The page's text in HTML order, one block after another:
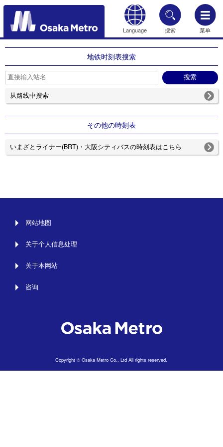
Language 搜索 菜单
HOME
地铁时刻表搜索
从路线中搜索
その他の時刻表
いまざとライナー(BRT)・大阪シティバスの時刻表はこちら
网站地图
关于个人信息处理
关于本网站
咨询
Copyright © Osaka Metro Co., Ltd All rights reserved.